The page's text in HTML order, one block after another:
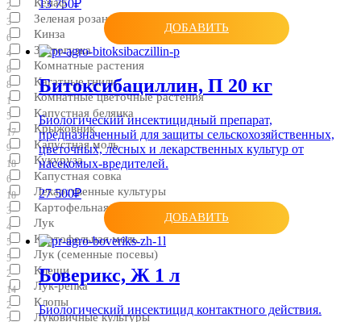
3
Кинза
4
Комнатные растения
8
Комнатные цветочные растения
5
Крыжовник
9
Кукуруза
6
Лекарственные культуры
3
Лук
5
Лук (семенные посевы)
2
Лук-репка
2
Луковичные культуры
2
Зеленая розанная тля
6
Златогузка
8
Кагатные гнили
1
Капустная белянка
17
Капустная моль
18
Капустная совка
18
Картофельная коровка
4
Картофельная моль
5
Клещи
14
Клопы
13 750₽
ДОБАВИТЬ
Битоксибациллин, П 20 кг
Биологический инсектицидный препарат,
предназначенный для защиты сельскохозяйственных,
цветочных, лесных и лекарственных культур от
насекомых-вредителей.
27 500₽
ДОБАВИТЬ
Боверикс, Ж 1 л
Биологический инсектицид контактного действия.